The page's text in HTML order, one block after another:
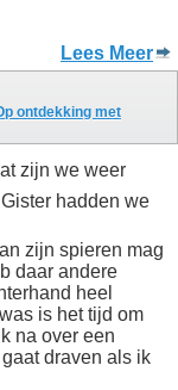
Lees Meer
ontdekking met
zijn we weer
hadden we
zijn spieren mag
daar andere
heel
is het tijd om
na over een
draven als ik